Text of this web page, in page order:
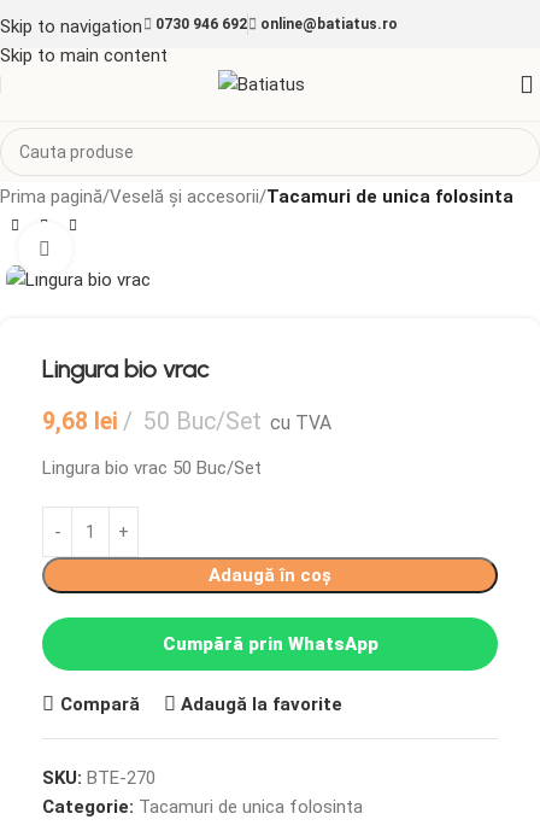
Skip to navigation
Skip to main content
0730 946 692 online@batiatus.ro
Prima pagină Veselă și accesorii Tacamuri de unica folosinta
Lingura bio vrac
9,68 lei 50 Buc/Set cu TVA
Lingura bio vrac 50 Buc/Set
Adaugă în coș
Cumpără prin WhatsApp
Compară Adaugă la favorite
SKU: BTE-270
Categorie: Tacamuri de unica folosinta